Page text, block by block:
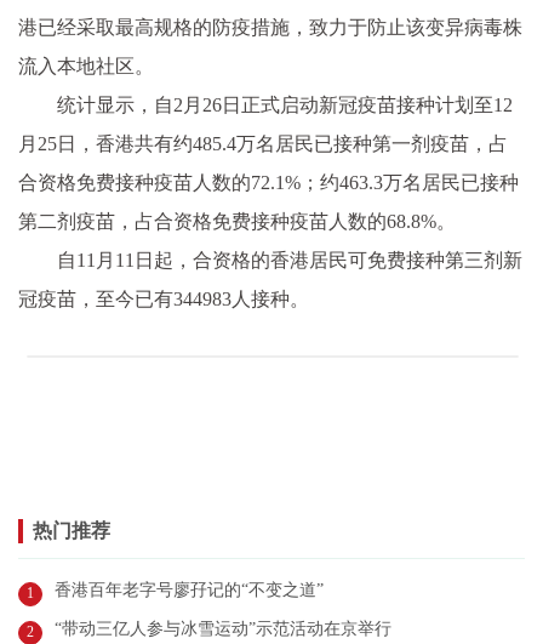
港已经采取最高规格的防疫措施，致力于防止该变异病毒株
流入本地社区。
统计显示，自2月26日正式启动新冠疫苗接种计划至12
月25日，香港共有约485.4万名居民已接种第一剂疫苗，占
合资格免费接种疫苗人数的72.1%；约463.3万名居民已接种
第二剂疫苗，占合资格免费接种疫苗人数的68.8%。
自11月11日起，合资格的香港居民可免费接种第三剂新
冠疫苗，至今已有344983人接种。
热门推荐
1 香港百年老字号廖孖记的“不变之道”
2 “带动三亿人参与冰雪运动”示范活动在京举行